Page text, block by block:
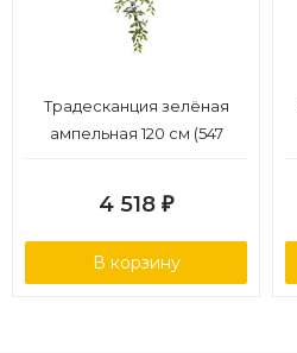
Традесканция зелёная
ампельная 120 см (547
4 518 ₽
В корзину